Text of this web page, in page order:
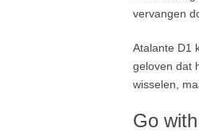
vervangen
Atalante D1
geloven dat
wisselen,
Go